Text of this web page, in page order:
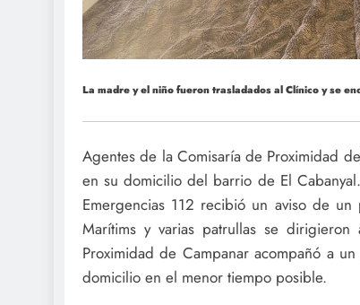
La madre y el niño fueron trasladados al Clínico y se
Agentes de la Comisaría de Proximidad
en su domicilio del barrio de El
Emergencias 112 recibió un aviso de
Marítims y varias patrullas se
Proximidad de Campanar acompañó a
domicilio en el menor tiempo posible.